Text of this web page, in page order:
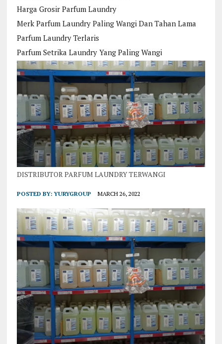
Harga Grosir Parfum Laundry
Merk Parfum Laundry Paling Wangi Dan Tahan Lama
Parfum Laundry Terlaris
Parfum Setrika Laundry Yang Paling Wangi
DISTRIBUTOR PARFUM LAUNDRY TERWANGI
POSTED BY:YURYGROUP MARCH 26, 2022